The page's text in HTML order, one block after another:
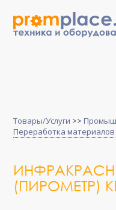
Товары/Услуги >>
Переработка материалов
(ПИРОМЕТР)